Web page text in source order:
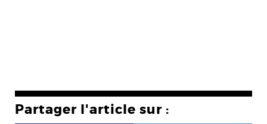
Partager l'article sur :